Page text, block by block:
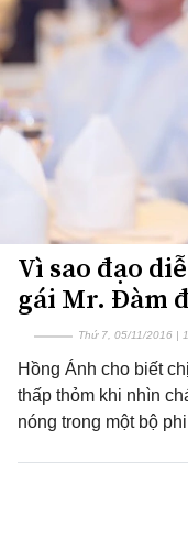
Vì sao đạo
gái Mr. Đàm
Thứ 7, 05/11/2016 |
Hồng Ánh cho biết
thấp thỏm khi nhìn
nóng trong một bộ